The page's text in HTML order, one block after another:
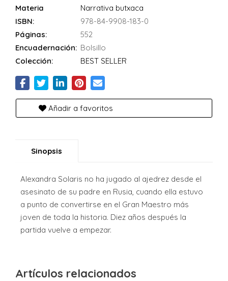
Materia
Narrativa butxaca
ISBN:
978-84-9908-183-0
Páginas:
552
Encuadernación: Bolsillo
Colección:
BEST SELLER
Añadir a favoritos
Sinopsis
Alexandra Solaris no ha jugado al ajedrez desde el
asesinato de su padre en Rusia, cuando ella estuvo
a punto de convertirse en el Gran Maestro más
joven de toda la historia. Diez años después la
partida vuelve a empezar.
Artículos relacionados